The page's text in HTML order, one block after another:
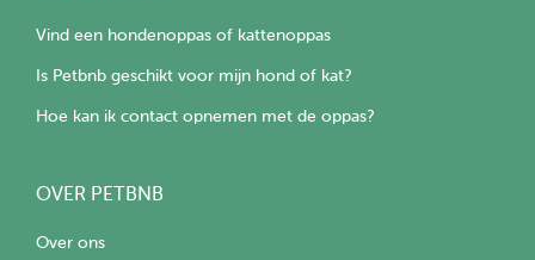
Vind een hondenoppas of kattenoppas
Is Petbnb geschikt voor mijn hond of kat?
Hoe kan ik contact opnemen met de oppas?
OVER PETBNB
Over ons